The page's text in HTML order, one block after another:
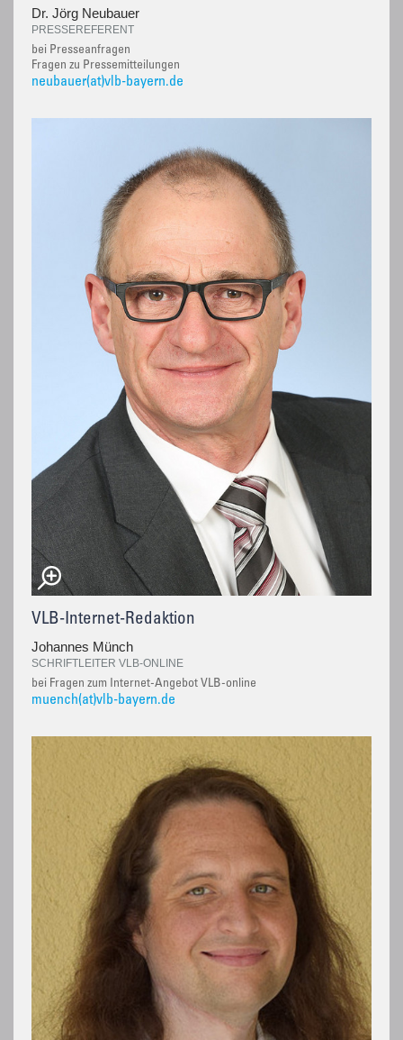
Dr. Jörg Neubauer
PRESSEREFERENT
bei Presseanfragen
Fragen zu Pressemitteilungen
neubauer(at)vlb-bayern.de
VLB-Internet-Redaktion
Johannes Münch
SCHRIFTLEITER VLB-ONLINE
bei Fragen zum Internet-Angebot VLB-online
muench(at)vlb-bayern.de